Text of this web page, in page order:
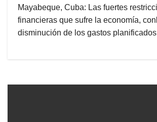
Mayabeque, Cuba: Las fuertes
financieras que sufre la economía,
disminución de los gastos